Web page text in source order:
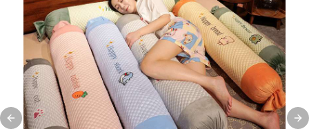
Previous slide